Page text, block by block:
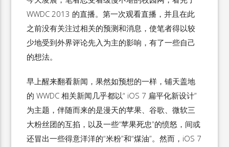
WWDC 2013 的直播。第一次观看直播，并且在此
之前没有关注过相关的预测和消息，使笔者得以较
少地受到外界评论先入为主的影响，有了一些自己
的想法。
早上醒来翻看新闻，果然如预想的一样，铺天盖地
的 WWDC 相关新闻几乎都以“ iOS 7 扁平化新设计”
为主题，伴随而来的是漫天的苹果、谷歌、微软三
大粉丝团的互掐，以及一些“苹果死忠”的愤怒，间或
还冒出一些得意洋洋的“米粉”和“煤油”。然而，iOS 7